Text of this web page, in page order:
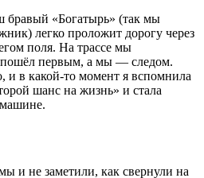
«Богатырь» (так мы
легко проложит дорогу через
поля. На трассе мы
пошёл первым, а мы — следом.
и в какой-то момент я вспомнила
шанс на жизнь» и стала
машине.
и не заметили, как свернули на